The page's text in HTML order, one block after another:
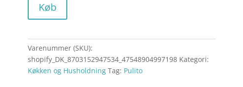
Køb
Varenummer (SKU):
shopify_DK_8703152947534_47548904997198 Kategori:
Køkken og Husholdning Tag: Pulito